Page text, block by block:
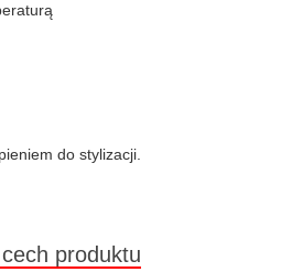
do stylizacji.
produktu